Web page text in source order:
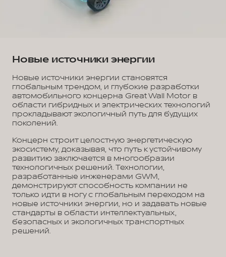
Новые источники энергии
Новые источники энергии становятся
глобальным трендом, и глубокие разработки
автомобильного концерна Great Wall Motor в
области гибридных и электрических технологий
прокладывают экологичный путь для будущих
поколений.
Концерн строит целостную энергетическую
экосистему, доказывая, что путь к устойчивому
развитию заключается в многообразии
технологичных решений. Технологии,
разработанные инженерами GWM,
демонстрируют способность компании не
только идти в ногу с глобальным переходом на
новые источники энергии, но и задавать новые
стандарты в области интеллектуальных,
безопасных и экологичных транспортных
решений.